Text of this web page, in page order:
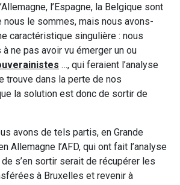
l’Espagne, la Belgique sont
nous le sommes, mais nous avons-
caractéristique singulière : nous
ne pas avoir vu émerger un ou
…, qui feraient l’analyse
trouve dans la perte de nos
la solution est donc de sortir de
avons de tels partis, en Grande
Allemagne l’AFD, qui ont fait l’analyse
s’en sortir serait de récupérer les
à Bruxelles et revenir à